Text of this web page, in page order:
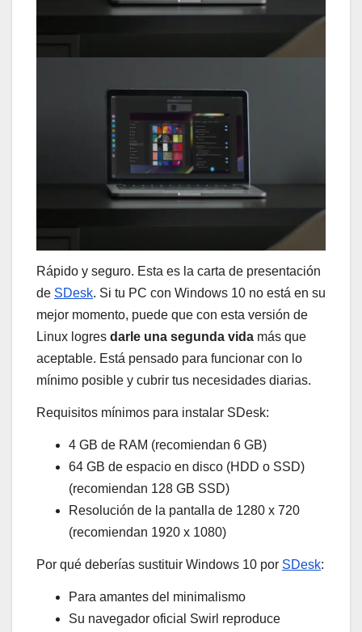
Rápido y seguro. Esta es la carta de presentación
de SDesk. Si tu PC con Windows 10 no está en su
mejor momento, puede que con esta versión de
Linux logres darle una segunda vida más que
aceptable. Está pensado para funcionar con lo
mínimo posible y cubrir tus necesidades diarias.
Requisitos mínimos para instalar SDesk:
4 GB de RAM (recomiendan 6 GB)
64 GB de espacio en disco (HDD o SSD)
(recomiendan 128 GB SSD)
Resolución de la pantalla de 1280 x 720
(recomiendan 1920 x 1080)
Por qué deberías sustituir Windows 10 por SDesk:
Para amantes del minimalismo
Su navegador oficial Swirl reproduce